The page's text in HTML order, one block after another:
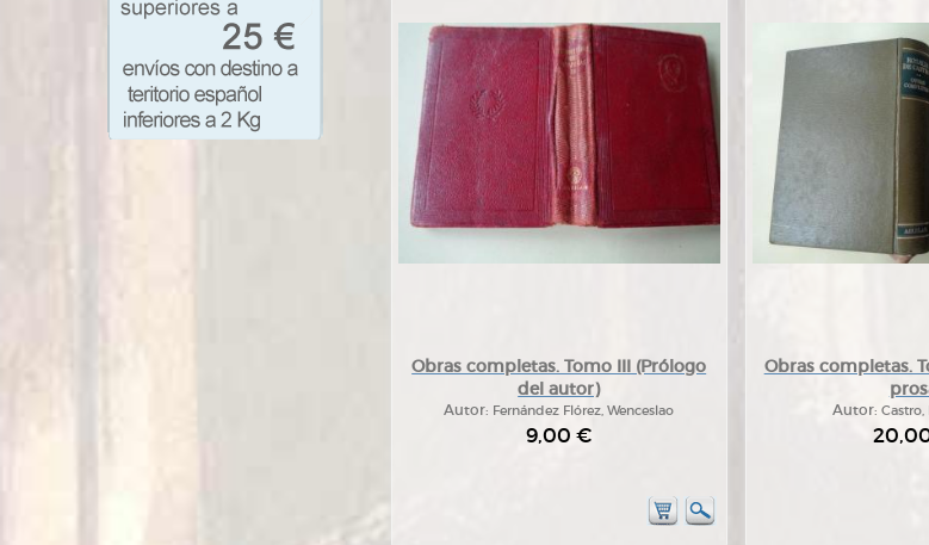
Obras completas. Tomo III (Prólogo
del autor)
Autor: Fernández Flórez, Wenceslao
9,00 €
Obras completas.
Autor:Castro,